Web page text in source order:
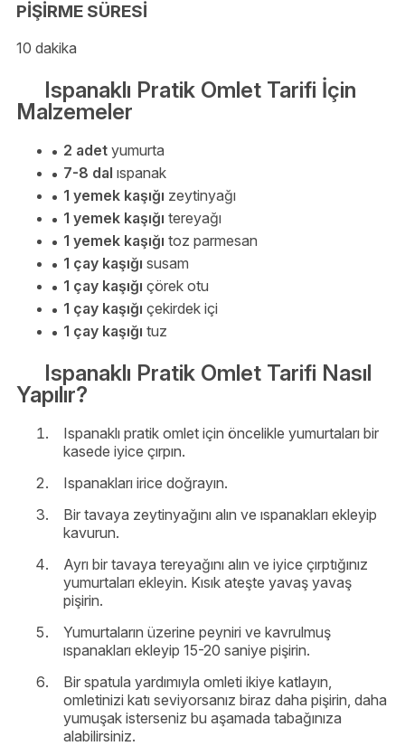
PİŞİRME SÜRESİ
10 dakika
Ispanaklı Pratik Omlet Tarifi İçin
Malzemeler
2 adet yumurta
7-8 dal ıspanak
1 yemek kaşığı zeytinyağı
1 yemek kaşığı tereyağı
1 yemek kaşığı toz parmesan
1 çay kaşığı susam
1 çay kaşığı çörek otu
1 çay kaşığı çekirdek içi
1 çay kaşığı tuz
Ispanaklı Pratik Omlet Tarifi Nasıl
Yapılır?
Ispanaklı pratik omlet için öncelikle yumurtaları bir
kasede iyice çırpın.
Ispanakları irice doğrayın.
Bir tavaya zeytinyağını alın ve ıspanakları ekleyip
kavurun.
Ayrı bir tavaya tereyağını alın ve iyice çırptığınız
yumurtaları ekleyin. Kısık ateşte yavaş yavaş
pişirin.
Yumurtaların üzerine peyniri ve kavrulmuş
ıspanakları ekleyip 15-20 saniye pişirin.
Bir spatula yardımıyla omleti ikiye katlayın,
omletinizi katı seviyorsanız biraz daha pişirin, daha
yumuşak isterseniz bu aşamada tabağınıza
alabilirsiniz.